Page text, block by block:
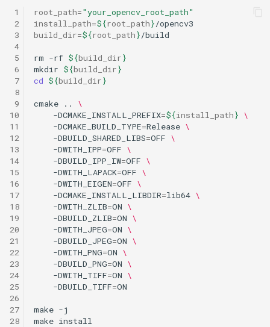
8. 版面分析
9. 表格识别
3. FAQ
SATRN
1
2
3
4
5
6
7
8
9
10
11
12
13
14
15
16
17
18
19
20
21
22
23
24
25
26
27
28
root_path="your_opencv_root_path"
install_path=${root_path}
build_dir=${root_path}
rm -rf ${build_dir}
mkdir ${build_dir}
cd ${build_dir}
cmake ..
\
-DCMAKE_INSTALL_PREFIX=${install_path} \
-DCMAKE_BUILD_TYPE=Release \
-DBUILD_SHARED_LIBS=OFF \
-DWITH_IPP=OFF \
-DBUILD_IPP_IW=OFF \
-DWITH_LAPACK=OFF \
-DWITH_EIGEN=OFF \
-DCMAKE_INSTALL_LIBDIR=lib64 \
-DWITH_ZLIB=ON \
-DBUILD_ZLIB=ON \
-DWITH_JPEG=ON \
-DBUILD_JPEG=ON \
-DWITH_PNG=ON \
-DBUILD_PNG=ON \
-DWITH_TIFF=ON \
-DBUILD_TIFF=
make
make